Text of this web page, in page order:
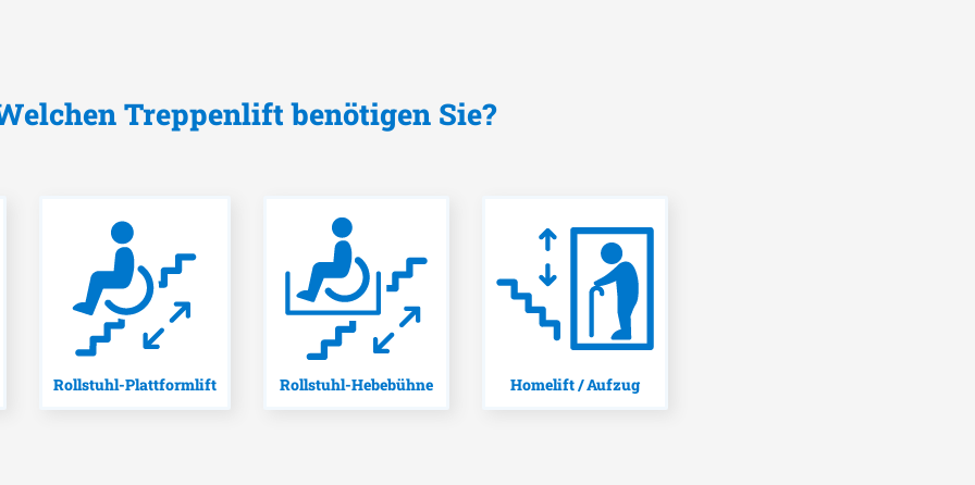
Treppenlift benötigen Sie?
Rollstuhl-Plattformlift Rollstuhl-Hebebühne Homelift / Aufzug